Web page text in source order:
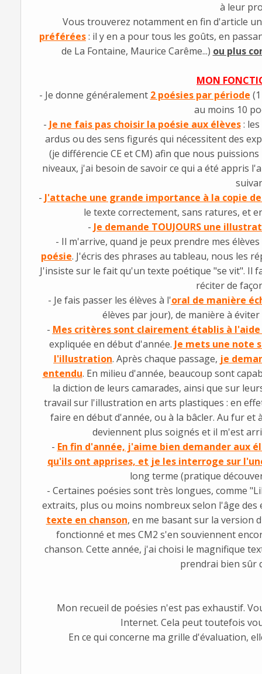
à leur
Vous trouverez notamment en fin d'article
préférées: il y en a pour tous les goûts, en
de La Fontaine, Maurice Carême...) ou plus
MON
- Je donne généralement 2 poésies par période
au moins 10
- Je ne fais pas choisir la poésie aux élèves: les
ardus ou des sens figurés qui nécessitent des
(je différencie CE et CM) afin que nous
niveaux, j'ai besoin de savoir ce qui a été appris
- J'attache une grande importance à la copie
le texte correctement, sans ratures, et
- Je demande TOUJOURS une
- Il m'arrive, quand je peux prendre mes
poésie. J'écris des phrases au tableau, nous les
J'insiste sur le fait qu'un texte poétique "se vit". Il
réciter de
- Je fais passer les élèves à l'oral de manière
élèves par jour), de manière à
- Mes critères sont clairement établis à
expliquée en début d'année. Je mets une note
l'illustration. Après chaque passage, je
entendu. En milieu d'année, beaucoup sont
la diction de leurs camarades, ainsi que sur
travail sur l'illustration en arts plastiques : en
faire en début d'année, ou à la bâcler. Au fur et
deviennent plus soignés et il m'est
- En fin d'année, j'aime bien demander aux
qu'ils ont apprises, et je les interroge sur
long terme (pratique
- Certaines poésies sont très longues, comme
extraits, plus ou moins nombreux selon l'âge
texte en chanson, en me basant sur la version
fonctionné et mes CM2 s'en souviennent
chanson. Cette année, j'ai choisi le magnifique
prendrai bien sûr
Mon recueil de poésies n'est pas exhaustif.
Internet. Cela peut toutefois
En ce qui concerne ma grille d'évaluation,